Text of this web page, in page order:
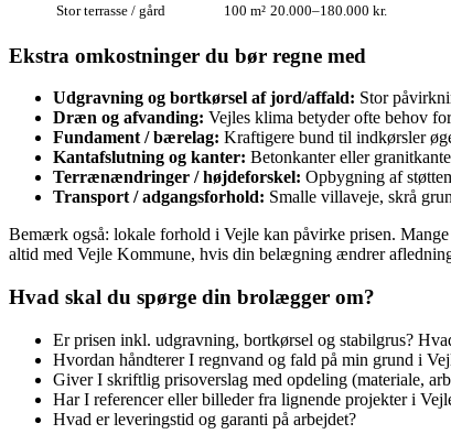
Stor terrasse / gård
100 m² 20.000–180.000 kr.
Ekstra omkostninger du bør regne med
Udgravning og bortkørsel af jord/affald: Stor
Dræn og afvanding: Vejles klima betyder ofte behov
Fundament / bærelag: Kraftigere bund til indkørsler
Kantafslutning og kanter: Betonkanter eller
Terrænændringer / højdeforskel: Opbygning af
Transport / adgangsforhold: Smalle villaveje, skrå
Bemærk også: lokale forhold i Vejle kan påvirke prisen.
altid med Vejle Kommune, hvis din belægning ændrer
Hvad skal du spørge din brolægger om?
Er prisen inkl. udgravning, bortkørsel og stabilgrus?
Hvordan håndterer I regnvand og fald på min grund i
Giver I skriftlig prisoverslag med opdeling (materiale,
Har I referencer eller billeder fra lignende projekter i
Hvad er leveringstid og garanti på arbejdet?